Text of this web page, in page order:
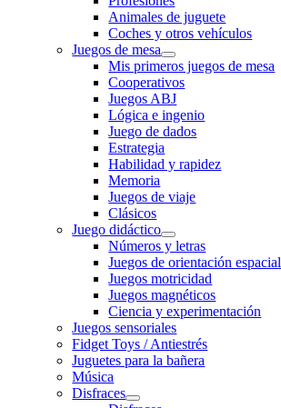
Animales de juguete
Coches y otros vehículos
Juegos de mesa
Mis primeros juegos de mesa
Cooperativos
Juegos ABJ
Lógica e ingenio
Juego de dados
Estrategia
Habilidad y rapidez
Memoria
Juegos de viaje
Clásicos
Juego didáctico
Números y letras
Juegos de orientación espacial
Juegos motricidad
Juegos magnéticos
Ciencia y experimentación
Juegos sensoriales
Fidget Toys / Antiestrés
Juguetes para la bañera
Música
Disfraces